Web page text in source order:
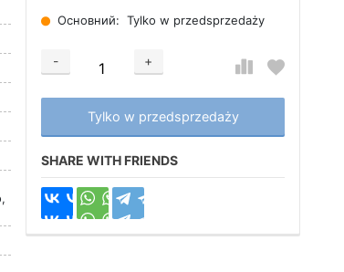
Основний: Tylko w przedsprzedaży
-
+
Добавляется...
Tylko w przedsprzedaży
Добавлен
SHARE WITH FRIENDS